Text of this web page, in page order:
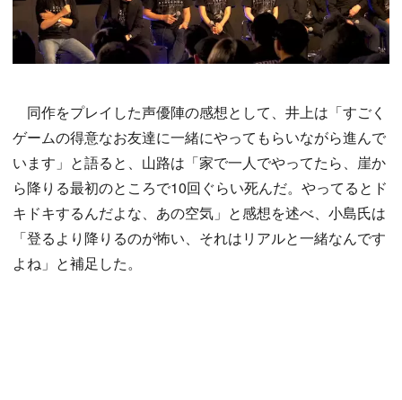
同作をプレイした声優陣の感想として、井上は「すごく
ゲームの得意なお友達に一緒にやってもらいながら進んで
います」と語ると、山路は「家で一人でやってたら、崖か
ら降りる最初のところで10回ぐらい死んだ。やってるとド
キドキするんだよな、あの空気」と感想を述べ、小島氏は
「登るより降りるのが怖い、それはリアルと一緒なんです
よね」と補足した。